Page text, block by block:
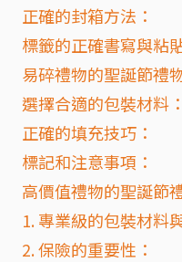
正確的封箱方法：
標籤的正確書寫與粘
易碎禮物的聖誕節禮
選擇合適的包裝材料：
正確的填充技巧：
標記和注意事項：
高價值禮物的聖誕節
1. 專業級的包裝材料
2. 保險的重要性：